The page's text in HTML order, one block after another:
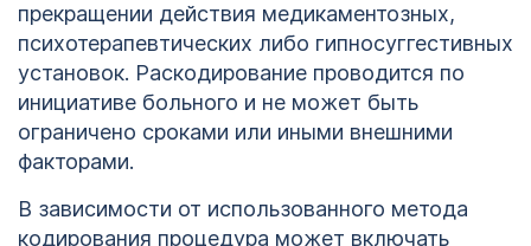
прекращении действия медикаментозных,
психотерапевтических либо гипносуггестивных
установок. Раскодирование проводится по
инициативе больного и не может быть
ограничено сроками или иными внешними
факторами.
В зависимости от использованного метода
кодирования процедура может включать